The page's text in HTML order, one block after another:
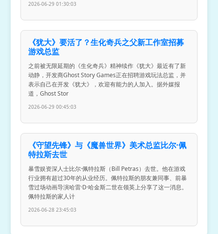
2026-06-29 01:30:03
《犹大》要活了？生化奇兵之父新工作室招募
游戏总监
之前被无限延期的《生化奇兵》精神续作《犹大》最近有了新
动静，开发商Ghost Story Games正在招聘游戏玩法总监，并
表示自己在开发《犹大》，欢迎有能力的人加入。据外媒报
道，Ghost Stor
2026-06-29 00:45:03
《守望先锋》与《魔兽世界》美术总监比尔·佩
特拉斯去世
暴雪娱资深人士比尔·佩特拉斯（Bill Petras）去世。他在游戏
行业拥有超过30年的从业经历。佩特拉斯的朋友兼同事、前暴
雪过场动画导演哈雷·D·哈金斯二世在领英上分享了这一消息。
佩特拉斯的家人计
2026-06-28 23:45:03